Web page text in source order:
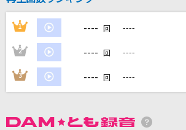
しろねこ堂
カラオケ最新情報をチェック！
1 ---- 回 ----
2 ---- 回 ----
3 ---- 回 ----